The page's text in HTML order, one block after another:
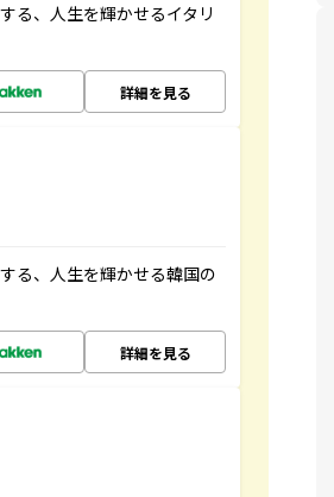
る、人生を輝かせるイタリ
詳細を見る
る、人生を輝かせる韓国の
詳細を見る